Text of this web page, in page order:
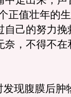
正值壮年的
自己的努力挽
，不得不在
现腹膜后肿